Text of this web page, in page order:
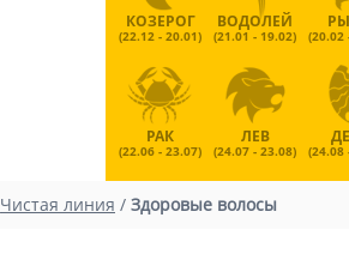
КОЗЕРОГ
(22.12 - 20.01)
ВОДОЛЕЙ
(21.01 - 19.02) (20.02
РАК
(22.06 - 23.07)
ЛЕВ
(24.07 - 23.08) (24.08
Чистая линия / Здоровые волосы